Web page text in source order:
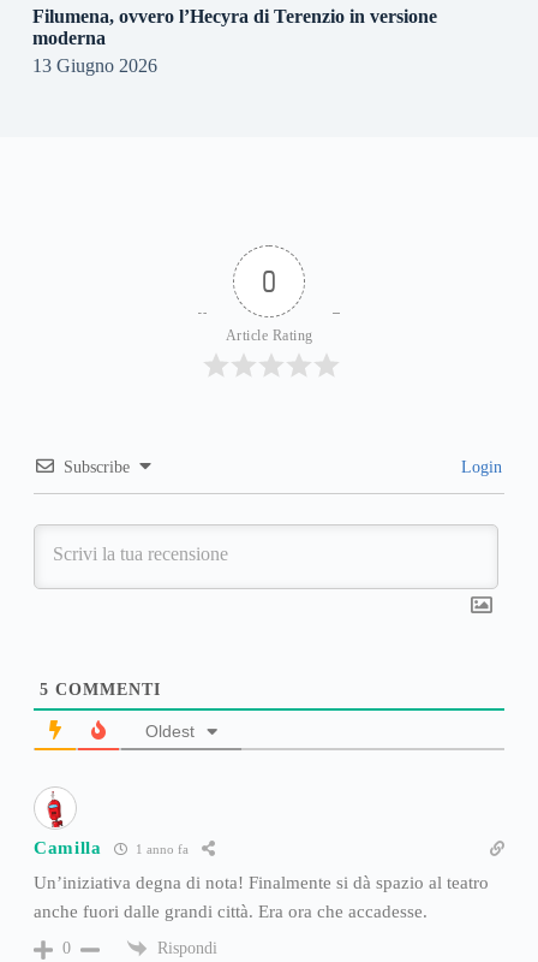
Filumena, ovvero l’Hecyra di Terenzio in versione
moderna
13 Giugno 2026
0
Article Rating
Subscribe Login
5 COMMENTI
Oldest
Camilla 1 anno fa
Un’iniziativa degna di nota! Finalmente si dà spazio al teatro
anche fuori dalle grandi città. Era ora che accadesse.
0 Rispondi